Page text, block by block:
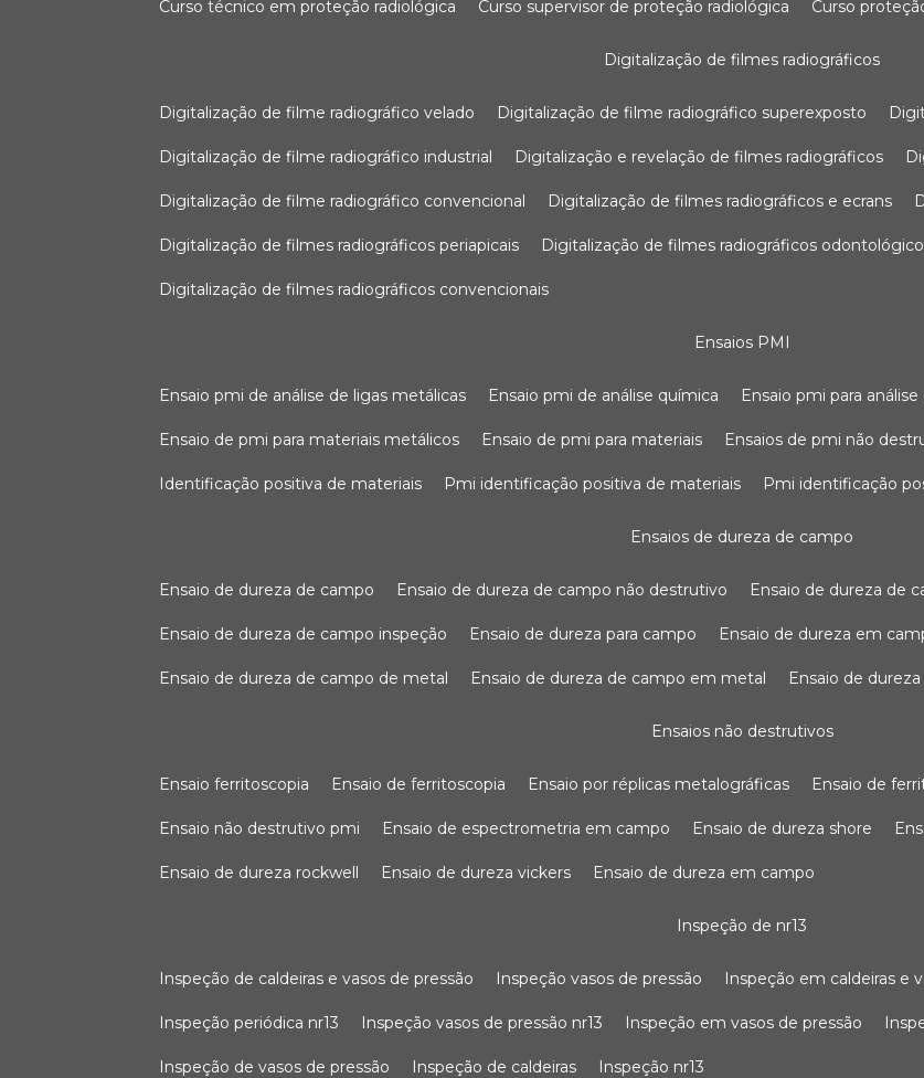
curso técnico em proteção radiológica curso supervisor de proteção radiológica curso
digitalização de filmes radiográficos
digitalização de filme radiográfico velado digitalização de filme radiográfico superexposto
digitalização de filme radiográfico industrial digitalização e revelação de filmes radiográficos
digitalização de filme radiográfico convencional digitalização de filmes radiográficos e ecrans
digitalização de filmes radiográficos periapicais digitalização de filmes radiográficos
digitalização de filmes radiográficos convencionais
ensaios PMI
ensaio pmi de análise de ligas metálicas ensaio pmi de análise química ensaio pmi para
ensaio de pmi para materiais metálicos ensaio de pmi para materiais ensaios de pmi não
identificação positiva de materiais pmi identificação positiva de materiais pmi identificação
ensaios de dureza de campo
ensaio de dureza de campo ensaio de dureza de campo não destrutivo ensaio de dureza de
ensaio de dureza de campo inspeção ensaio de dureza para campo ensaio de dureza em
ensaio de dureza de campo de metal ensaio de dureza de campo em metal ensaio de
ensaios não destrutivos
ensaio ferritoscopia ensaio de ferritoscopia ensaio por réplicas metalográficas ensaio de
ensaio não destrutivo pmi ensaio de espectrometria em campo ensaio de dureza shore
ensaio de dureza rockwell ensaio de dureza vickers ensaio de dureza em campo
inspeção de nr13
inspeção de caldeiras e vasos de pressão inspeção vasos de pressão inspeção em caldeiras e
inspeção periódica nr13 inspeção vasos de pressão nr13 inspeção em vasos de pressão
inspeção de vasos de pressão inspeção de caldeiras inspeção nr13